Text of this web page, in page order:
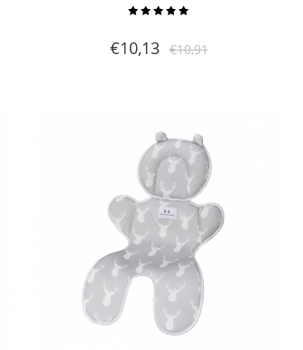
portabebés, Funda de algodón
de compras | Silla de bebé | Cest
€10,13 €10,91